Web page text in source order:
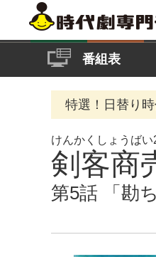
番組表
特選！日替り
けんかくしょうばい
剣客商
第5話 「勘